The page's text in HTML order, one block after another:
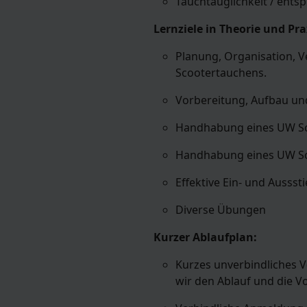
Lernziele in Theorie und
Planung, Organisation,
Scootertauchens.
Vorbereitung, Aufbau
Handhabung eines UW
Handhabung eines UW
Effektive Ein- und
Diverse Übungen
Kurzer Ablaufplan:
Kurzes unverbindliches
wir den Ablauf und die